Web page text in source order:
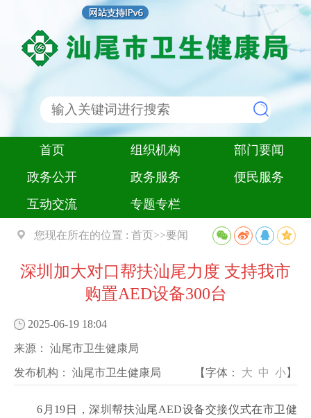
首页 组织机构
部门要闻
政务公开
政务服务
便民服务
互动交流
专题专栏
您现在所在的位置 : 首页>>要闻
深圳加大对口帮扶汕尾力度 支持我市
购置AED设备300台
2025-06-19 18:04
来源： 汕尾市卫生健康局
发布机构： 汕尾市卫生健康局 【字体： 大 中 小】
6月19日，深圳帮扶汕尾AED设备交接仪式在市卫健